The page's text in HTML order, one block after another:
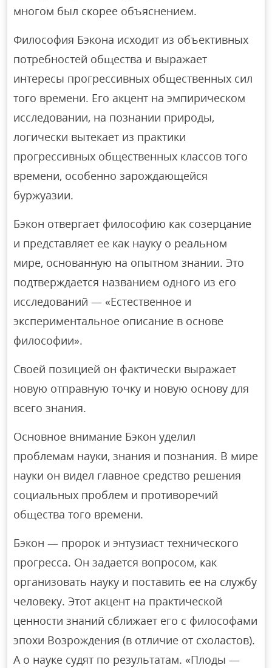
многом был скорее объяснением.
Философия Бэкона исходит из объективных
потребностей общества и выражает
интересы прогрессивных общественных сил
того времени. Его акцент на эмпирическом
исследовании, на познании природы,
логически вытекает из практики
прогрессивных общественных классов того
времени, особенно зарождающейся
буржуазии.
Бэкон отвергает философию как созерцание
и представляет ее как науку о реальном
мире, основанную на опытном знании. Это
подтверждается названием одного из его
исследований — «Естественное и
экспериментальное описание в основе
философии».
Своей позицией он фактически выражает
новую отправную точку и новую основу для
всего знания.
Основное внимание Бэкон уделил
проблемам науки, знания и познания. В мире
науки он видел главное средство решения
социальных проблем и противоречий
общества того времени.
Бэкон — пророк и энтузиаст технического
прогресса. Он задается вопросом, как
организовать науку и поставить ее на службу
человеку. Этот акцент на практической
ценности знаний сближает его с философами
эпохи Возрождения (в отличие от схоластов).
А о науке судят по результатам. «Плоды —